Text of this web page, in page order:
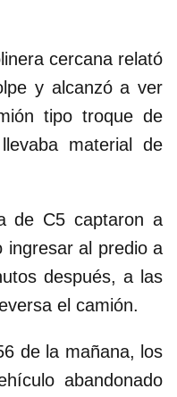
cercana relató
y alcanzó a ver
tipo troque de
material de
de C5 captaron a
ingresar al predio a
después, a las
el camión.
de la mañana, los
abandonado